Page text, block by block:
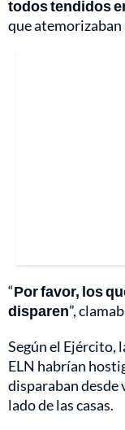
todos tendidos
que atemorizaban
“Por favor, los
disparen”,
Según el Ejército,
ELN habrían
disparaban desde
lado de las casas.